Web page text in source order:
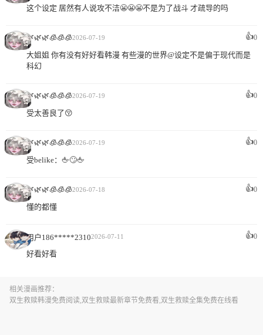
这个设定 居然有人说攻不洁😬😬😬不是为了战斗 才疏导的吗
🌿🌿🌿🧊🧊🧊2026-07-19 👍0
大姐姐 你有没有好好看韩漫 有些漫的世界@设定不是偏于现代而是
科幻
🌿🌿🌿🧊🧊🧊2026-07-19 👍0
受太善良了😚
🌿🌿🌿🧊🧊🧊2026-07-19 👍0
受belike：🖕🙄🖕
🌿🌿🌿🧊🧊🧊2026-07-18 👍0
懂的都懂
用户186*****23102026-07-11 👍0
好看好看
相关漫画推荐：
双生救赎韩漫免费阅读,双生救赎最新章节免费看,双生救赎全集免费在线看